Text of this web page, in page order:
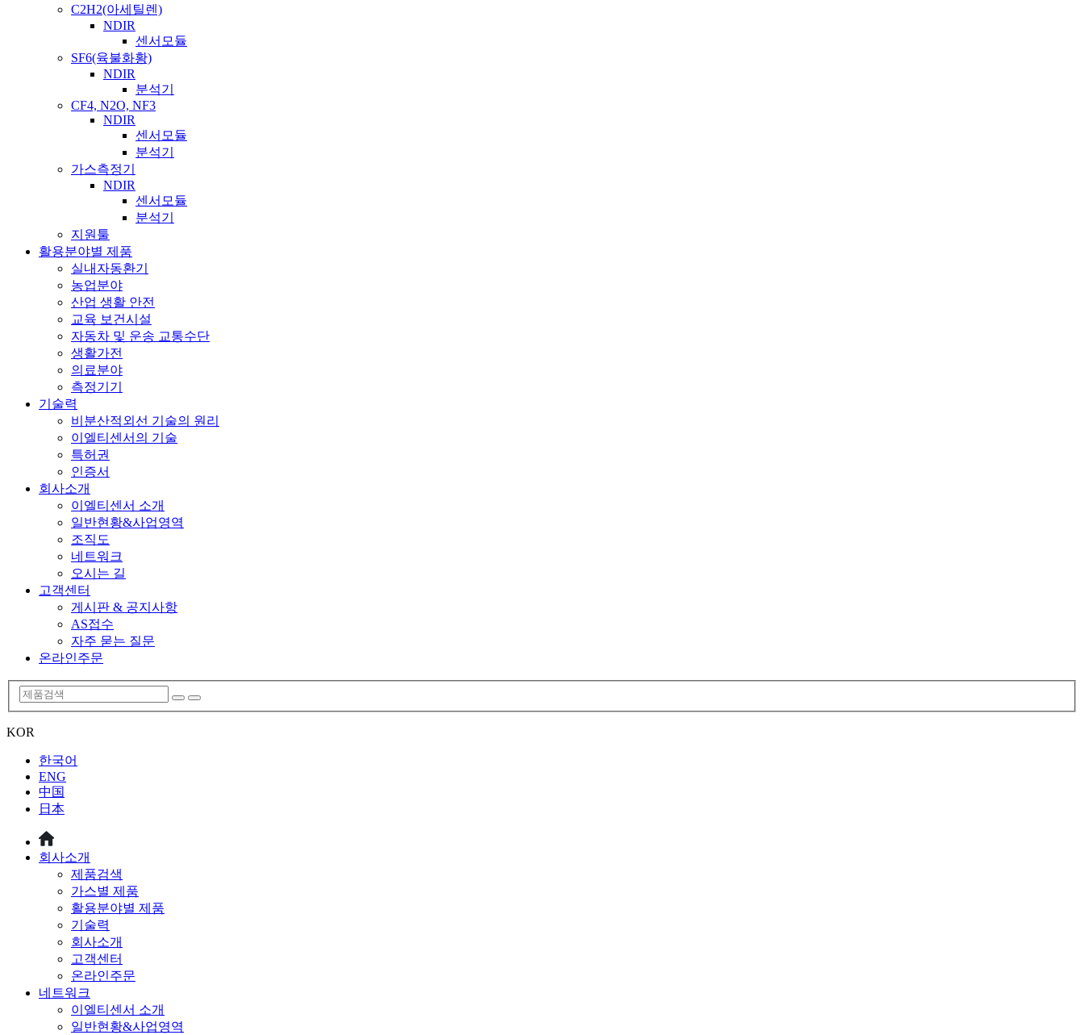
C2H2(아세틸렌)
NDIR
센서모듈
SF6(육불화황)
NDIR
분석기
CF4, N2O, NF3
NDIR
센서모듈
분석기
가스측정기
NDIR
센서모듈
분석기
지원툴
활용분야별 제품
실내자동환기
농업분야
산업 생활 안전
교육 보건시설
자동차 및 운송 교통수단
생활가전
의료분야
측정기기
기술력
비분산적외선 기술의 원리
이엘티센서의 기술
특허권
인증서
회사소개
이엘티센서 소개
일반현황&사업영역
조직도
네트워크
오시는 길
고객센터
게시판 & 공지사항
AS접수
자주 묻는 질문
온라인주문
KOR
한국어
ENG
中国
日本
회사소개
제품검색
가스별 제품
활용분야별 제품
기술력
회사소개
고객센터
온라인주문
네트워크
이엘티센서 소개
일반현황&사업영역